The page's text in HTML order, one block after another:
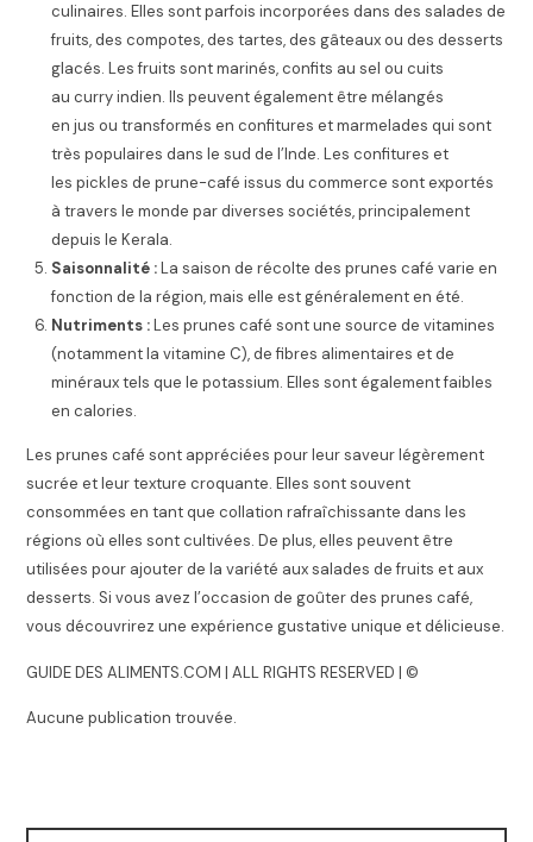
culinaires. Elles sont parfois incorporées dans des salades de
fruits, des compotes, des tartes, des gâteaux ou des desserts
glacés. Les fruits sont marinés, confits au sel ou cuits
au curry indien. Ils peuvent également être mélangés
en jus ou transformés en confitures et marmelades qui sont
très populaires dans le sud de l’Inde. Les confitures et
les pickles de prune-café issus du commerce sont exportés
à travers le monde par diverses sociétés, principalement
depuis le Kerala.
Saisonnalité :La saison de récolte des prunes café varie en
fonction de la région, mais elle est généralement en été.
Nutriments :Les prunes café sont une source de vitamines
(notamment la vitamine C), de fibres alimentaires et de
minéraux tels que le potassium. Elles sont également faibles
en calories.
Les prunes café sont appréciées pour leur saveur légèrement
sucrée et leur texture croquante. Elles sont souvent
consommées en tant que collation rafraîchissante dans les
régions où elles sont cultivées. De plus, elles peuvent être
utilisées pour ajouter de la variété aux salades de fruits et aux
desserts. Si vous avez l’occasion de goûter des prunes café,
vous découvrirez une expérience gustative unique et délicieuse.
GUIDE DES ALIMENTS.COM | ALL RIGHTS RESERVED | ©
Aucune publication trouvée.